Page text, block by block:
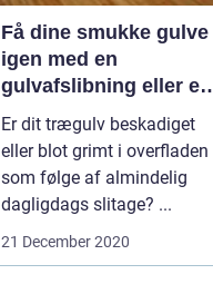
Få dine smukke gulve
igen med en
gulvafslibning eller en
gulvafhøvling
Er dit trægulv beskadiget
eller blot grimt i overfladen
som følge af almindelig
dagligdags slitage? ...
21 December 2020